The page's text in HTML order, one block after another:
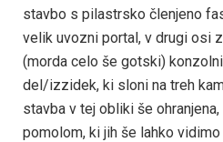
stavbo s pilastrsko členjeno
velik uvozni portal, v drugi osi
(morda celo še gotski)
del/izzidek, ki sloni na treh
stavba v tej obliki še
pomolom, ki jih še lahko